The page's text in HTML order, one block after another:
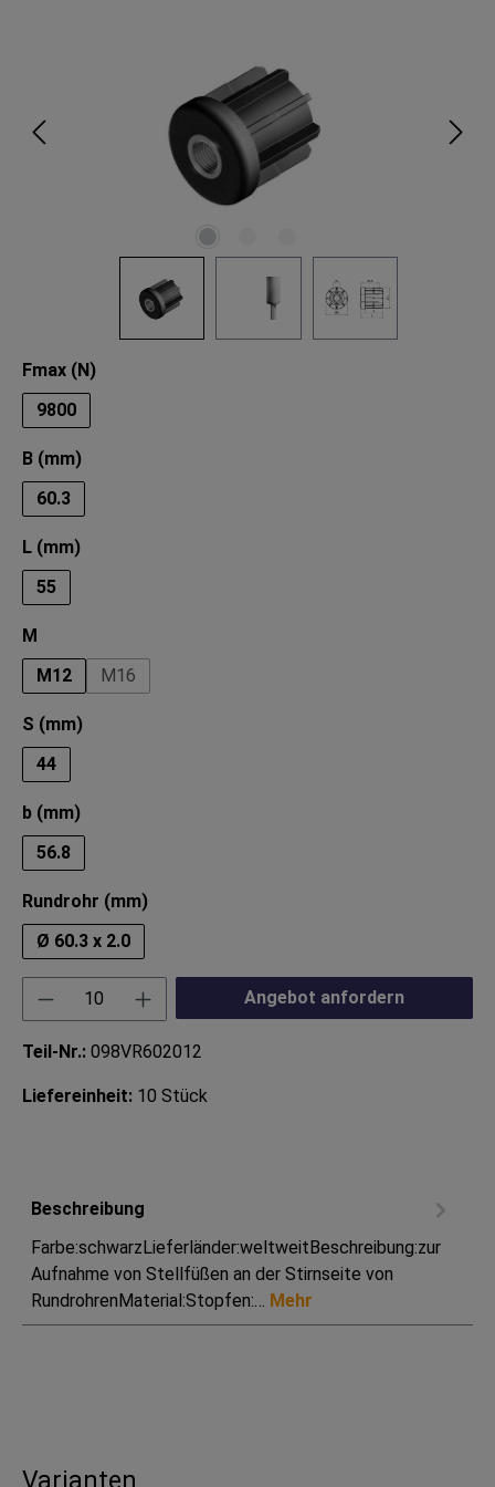
Fmax (N)auswählen
9800
B (mm)auswählen
60.3
L (mm)auswählen
55
M
M12
M16
S (mm)auswählen
44
b (mm)auswählen
56.8
Rundrohr (mm)auswählen
Ø 60.3 x 2.0
Produkt Anzahl: Gib den gewünschten
Angebot anfordern
Teil-Nr.: 098VR602012
Liefereinheit: 10 Stück
Beschreibung
Farbe:schwarzLieferländer:weltweitBeschreibung:zur
Aufnahme von Stellfüßen an der Stirnseite von
RundrohrenMaterial:Stopfen:… Mehr
Varianten